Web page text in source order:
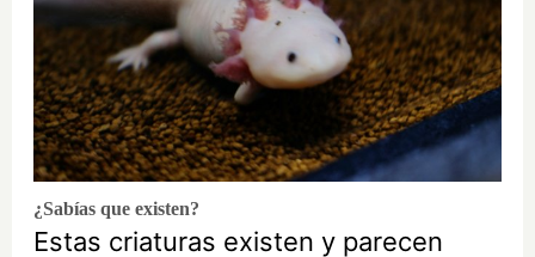
¿Sabías que existen?
Estas criaturas existen y parecen